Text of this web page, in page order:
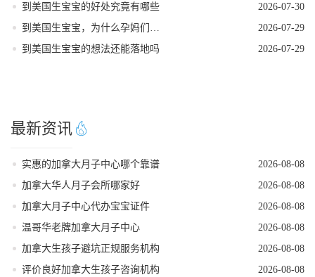
到美国生宝宝的好处究竟有哪些
2026-07-30
2026-07-29
到美国生宝宝的想法还能落地吗
2026-07-29
最新资讯
实惠的加拿大月子中心哪个靠谱
2026-08-08
加拿大华人月子会所哪家好
2026-08-08
加拿大月子中心代办宝宝证件
2026-08-08
温哥华老牌加拿大月子中心
2026-08-08
加拿大生孩子避坑正规服务机构
2026-08-08
评价良好加拿大生孩子咨询机构
2026-08-08